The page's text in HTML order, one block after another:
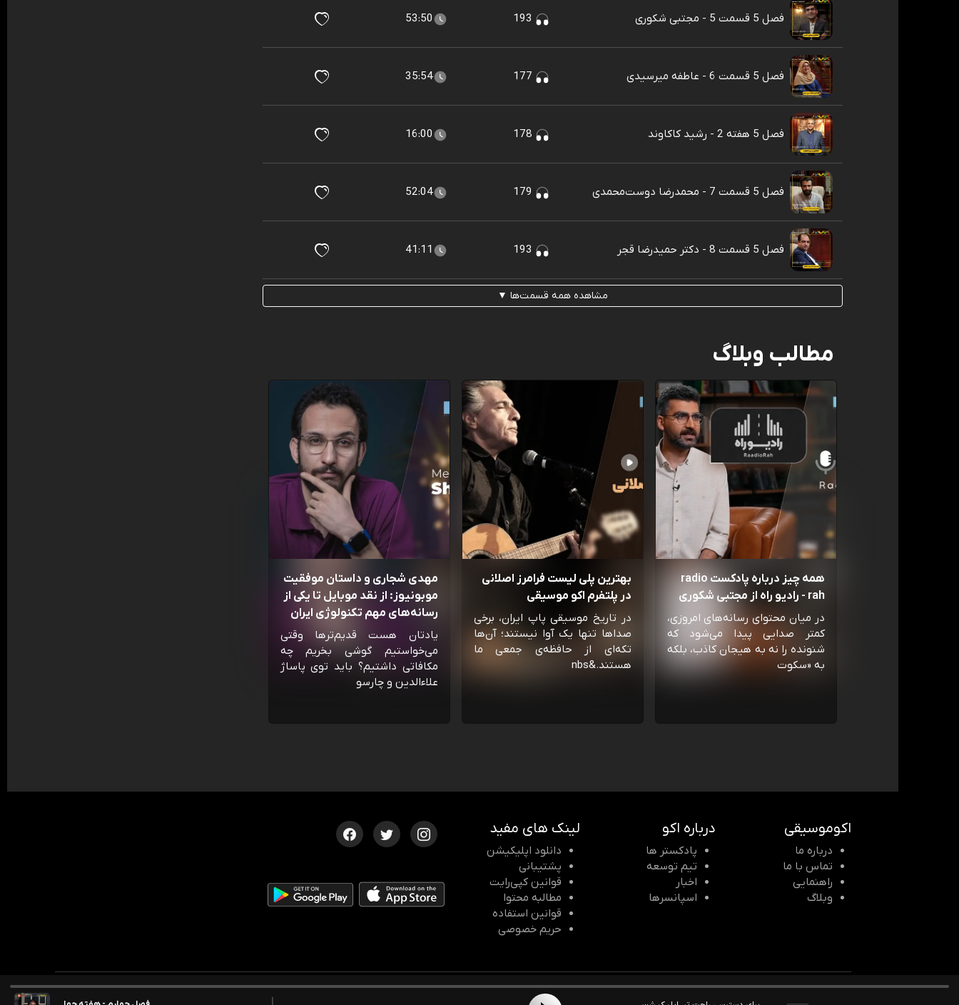
فصل 5 قسمت 5 - مجتبی شکوری 53:50
فصل 5 قسمت 6 - عاطفه میرسیدی 35:54
فصل 5 هفته 2 - رشید کاکاوند 16:00
فصل 5 قسمت 7 - محمدرضا دوست‌محمدی 52:04
فصل 5 قسمت 8 - دکتر حمیدرضا قجر 41:11
مشاهده همه قسمت‌ها ▼
مطالب وبلاگ
همه چیز درباره پادکست radio
rah - رادیو راه از مجتبی شکوری
در میان محتوای رسانه‌های امروزی،
کمتر صدایی پیدا می‌شود که
شنونده را نه به هیجان کاذب، بلکه
به «سکوت
بهترین پلی لیست فرامرز اصلانی
در پلتفرم اکو موسیقی
در تاریخ موسیقی پاپ ایران، برخی
صداها تنها یک آوا نیستند؛ آن‌ها
تکه‌ای از حافظه‌ی جمعی ما
هستند.&nbs
مهدی شجاری و داستان موفقیت
موبونیوز: از نقد موبایل تا یکی از
رسانه‌‌های مهم تکنولوژی ایران
یادتان هست قدیم‌ترها وقتی
می‌خواستیم گوشی بخریم چه
مکافاتی داشتیم؟ باید توی پاساژ
علاءالدین و چارسو
اکوموسیقی
درباره ما
تماس با ما
راهنمایی
وبلاگ
درباره اکو
پادکستر ها
تیم توسعه
اخبار
اسپانسرها
لینک های مفید
دانلود اپلیکیشن
پشتیبانی
قوانین کپی‌رایت
مطالبه محتوا
قوانین استفاده
حریم خصوصی
© 2026 Echomusic & Podcast